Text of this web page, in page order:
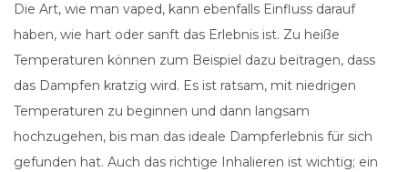
Die Art, wie man vaped, kann ebenfalls Einfluss darauf
haben, wie hart oder sanft das Erlebnis ist. Zu heiße
Temperaturen können zum Beispiel dazu beitragen, dass
das Dampfen kratzig wird. Es ist ratsam, mit niedrigen
Temperaturen zu beginnen und dann langsam
hochzugehen, bis man das ideale Dampferlebnis für sich
gefunden hat. Auch das richtige Inhalieren ist wichtig; ein